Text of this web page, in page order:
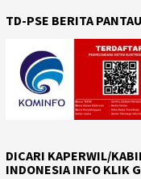
TD-PSE BERITA PANTAU
DICARI KAPERWIL/
INDONESIA INFO KLIK